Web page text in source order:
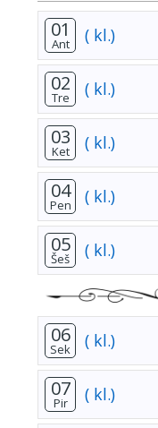
01
Ant ( kl.)
02
Tre ( kl.)
03
Ket ( kl.)
04
Pen ( kl.)
05
Šeš ( kl.)
06
Sek ( kl.)
07
Pir ( kl.)